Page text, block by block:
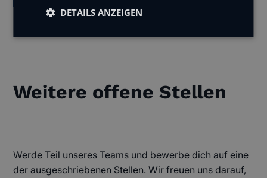
Weitere offene Stellen
Werde Teil unseres Teams und bewerbe dich auf eine
der ausgeschriebenen Stellen. Wir freuen uns darauf,
DETAILS ANZEIGEN